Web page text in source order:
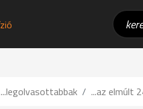
...legolvasottabbak ...az elmúlt